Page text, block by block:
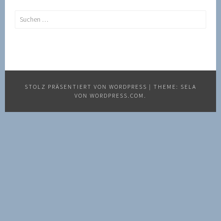
Suchen
STOLZ PRÄSENTIERT VON WORDPRESS | THEME: SELA
VON WORDPRESS.COM